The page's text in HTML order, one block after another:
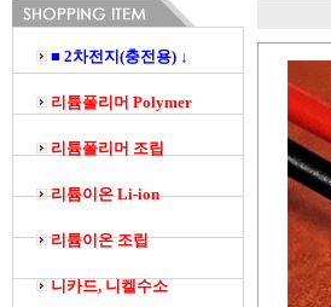
■ 2차전지(충전용) ↓
리튬폴리머 Polymer
리튬폴리머 조립
리튬이온 Li-ion
리튬이온 조립
니카드, 니켈수소